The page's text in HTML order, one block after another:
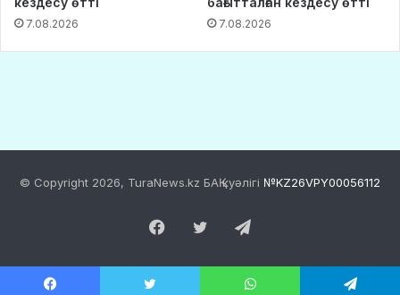
© Copyright 2026, TuraNews.kz БАҚ куәлігі №KZ26VPY00056112
Facebook
Twitter